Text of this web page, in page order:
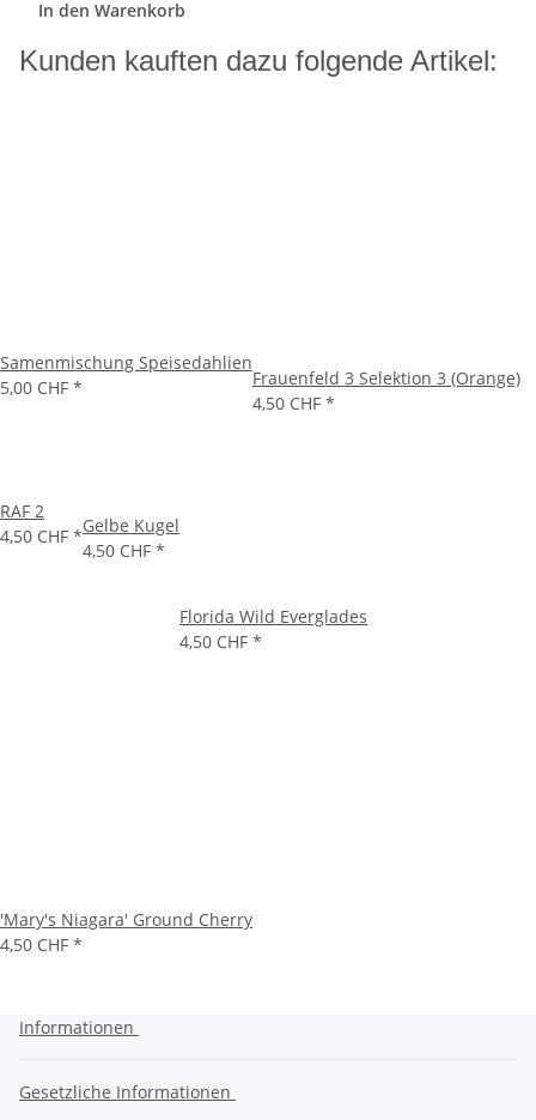
In den Warenkorb
Kunden kauften dazu folgende Artikel:
Samenmischung Speisedahlien
5,00 CHF *
Frauenfeld 3 Selektion 3 (Orange)
4,50 CHF *
RAF 2
4,50 CHF *Gelbe Kugel
4,50 CHF *
Florida Wild Everglades
4,50 CHF *
'Mary's Niagara' Ground Cherry
4,50 CHF *
Informationen
Gesetzliche Informationen